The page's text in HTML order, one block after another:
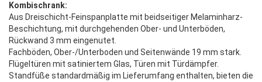
Kombischrank:
Aus Dreischicht-Feinspanplatte mit beidseitiger Melaminharz-
Beschichtung, mit durchgehenden Ober- und Unterböden,
Rückwand 3 mm eingenutet.
Fachböden, Ober-/Unterboden und Seitenwände 19 mm stark.
Flügeltüren mit satiniertem Glas, Türen mit Türdämpfer.
Standfüße standardmäßig im Lieferumfang enthalten, bieten die